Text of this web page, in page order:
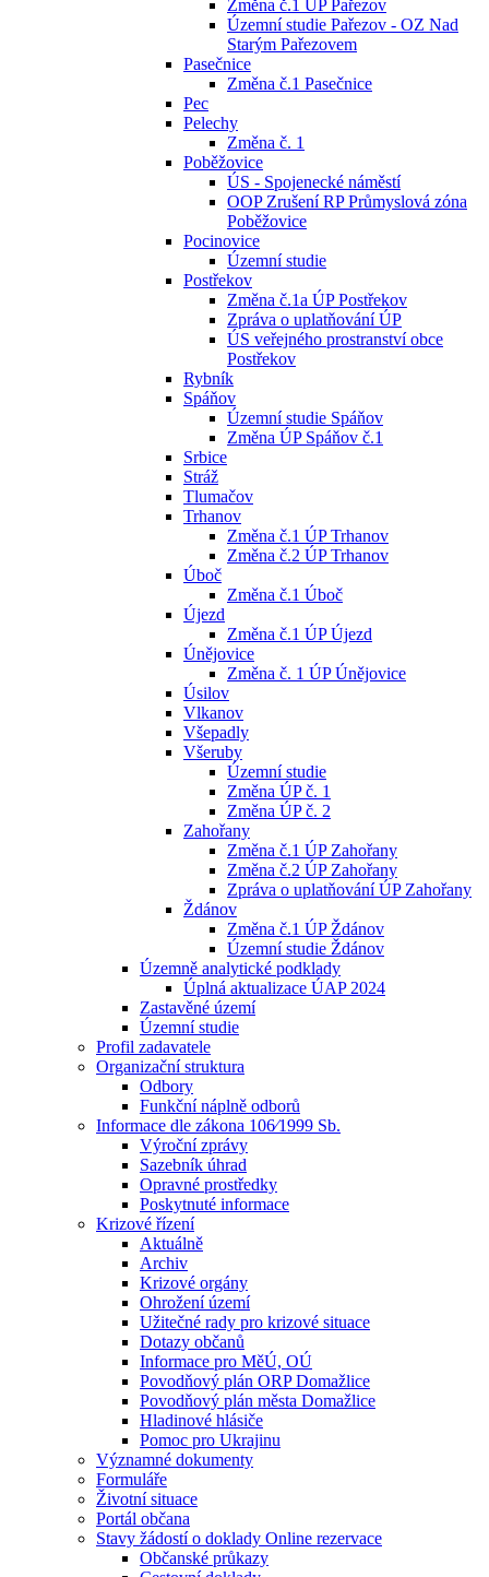
Změna č.1 ÚP Pařezov
Územní studie Pařezov - OZ Nad
Starým Pařezovem
Pasečnice
Změna č.1 Pasečnice
Pec
Pelechy
Změna č. 1
Poběžovice
ÚS - Spojenecké náměstí
OOP Zrušení RP Průmyslová zóna
Poběžovice
Pocinovice
Územní studie
Postřekov
Změna č.1a ÚP Postřekov
Zpráva o uplatňování ÚP
ÚS veřejného prostranství obce
Postřekov
Rybník
Spáňov
Územní studie Spáňov
Změna ÚP Spáňov č.1
Srbice
Stráž
Tlumačov
Trhanov
Změna č.1 ÚP Trhanov
Změna č.2 ÚP Trhanov
Úboč
Změna č.1 Úboč
Újezd
Změna č.1 ÚP Újezd
Únějovice
Změna č. 1 ÚP Únějovice
Úsilov
Vlkanov
Všepadly
Všeruby
Územní studie
Změna ÚP č. 1
Změna ÚP č. 2
Zahořany
Změna č.1 ÚP Zahořany
Změna č.2 ÚP Zahořany
Zpráva o uplatňování ÚP Zahořany
Ždánov
Změna č.1 ÚP Ždánov
Územní studie Ždánov
Územně analytické podklady
Úplná aktualizace ÚAP 2024
Zastavěné území
Územní studie
Profil zadavatele
Organizační struktura
Odbory
Funkční náplně odborů
Informace dle zákona 106⁄1999 Sb.
Výroční zprávy
Sazebník úhrad
Opravné prostředky
Poskytnuté informace
Krizové řízení
Aktuálně
Archiv
Krizové orgány
Ohrožení území
Užitečné rady pro krizové situace
Dotazy občanů
Informace pro MěÚ, OÚ
Povodňový plán ORP Domažlice
Povodňový plán města Domažlice
Hladinové hlásiče
Pomoc pro Ukrajinu
Významné dokumenty
Formuláře
Životní situace
Portál občana
Stavy žádostí o doklady Online rezervace
Občanské průkazy